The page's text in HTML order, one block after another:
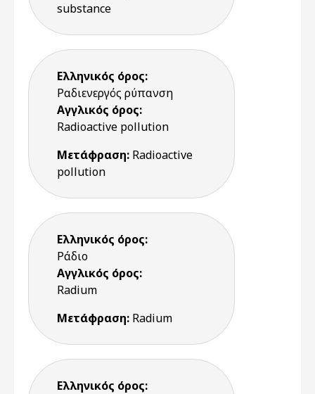
substance
Ελληνικός όρος:
Ραδιενεργός ρύπανση
Αγγλικός όρος:
Radioactive pollution
Μετάφραση: Radioactive
pollution
Ελληνικός όρος:
Ράδιο
Αγγλικός όρος:
Radium
Μετάφραση: Radium
Ελληνικός όρος: